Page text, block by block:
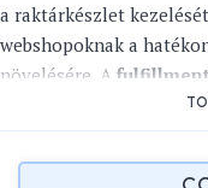
a raktárkészlet
webshopoknak a
növelésére. A fulfillment
és központok olyan
vállalatoknak, amelyek
és optimalizálni a